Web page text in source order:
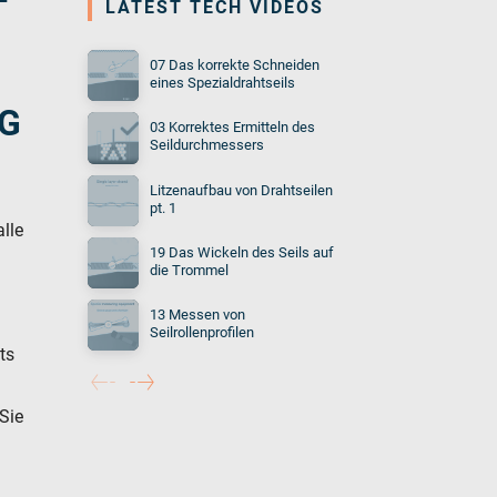
LATEST TECH VIDEOS
07 Das korrekte Schneiden
eines Spezialdrahtseils
03 Korrektes Ermitteln des
Seildurchmessers
Litzenaufbau von Drahtseilen
pt. 1
19 Das Wickeln des Seils auf
die Trommel
13 Messen von
Seilrollenprofilen